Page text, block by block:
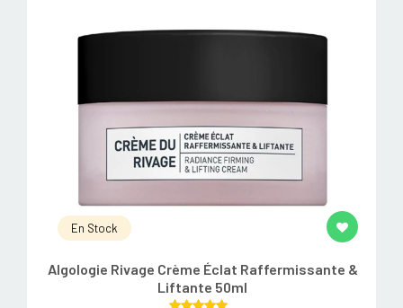
En Stock
Algologie Rivage Crème Éclat Raffermissante &
Liftante 50ml